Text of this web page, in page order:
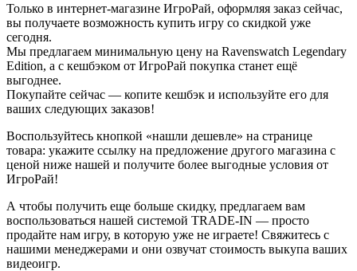
Только в интернет-магазине ИгроРай, оформляя заказ сейчас,
вы получаете возможность купить игру со скидкой уже
сегодня.
Мы предлагаем минимальную цену на Ravenswatch Legendary
Edition, а с кешбэком от ИгроРай покупка станет ещё
выгоднее.
Покупайте сейчас — копите кешбэк и используйте его для
ваших следующих заказов!
Воспользуйтесь кнопкой «нашли дешевле» на странице
товара: укажите ссылку на предложение другого магазина с
ценой ниже нашей и получите более выгодные условия от
ИгроРай!
А чтобы получить еще больше скидку, предлагаем вам
воспользоваться нашей системой TRADE-IN — просто
продайте нам игру, в которую уже не играете! Свяжитесь с
нашими менеджерами и они озвучат стоимость выкупа ваших
видеоигр.